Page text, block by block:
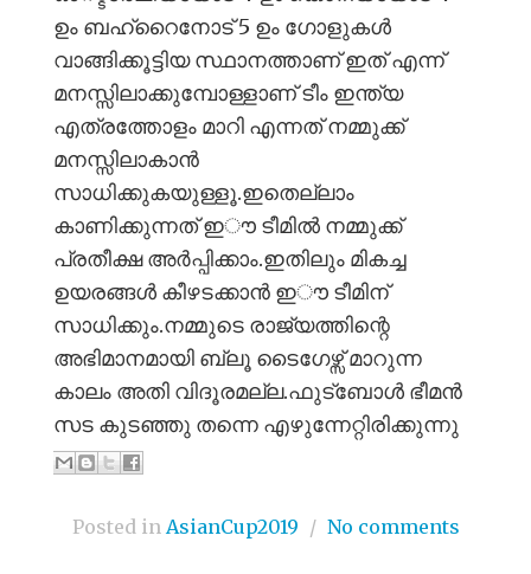
ഉം ബഹ്റൈനോട്‌ 5 ഉം ഗോളുകൾ
വാങ്ങിക്കൂട്ടിയ സ്ഥാനത്താണ് ഇത് എന്ന്
മനസ്സിലാക്കുമ്പോള്ളാണ് ടീം ഇന്ത്യ
എത്രത്തോളം മാറി എന്നത് നമ്മുക്ക്
മനസ്സിലാകാൻ
സാധിക്കുകയുള്ളൂ.ഇതെല്ലാം
കാണിക്കുന്നത് ഇൗ ടീമിൽ നമ്മുക്ക്
പ്രതീക്ഷ അർപ്പിക്കാം.ഇതിലും മികച്ച
ഉയരങ്ങൾ കീഴടക്കാൻ ഇൗ ടീമിന്
സാധിക്കും.നമ്മുടെ രാജ്യത്തിന്റെ
അഭിമാനമായി ബ്ലൂ ടൈഗേഴ്സ് മാറുന്ന
കാലം അതി വിദൂരമല്ല.ഫുട്ബോൾ ഭീമൻ
സട കുടഞ്ഞു തന്നെ എഴുന്നേറ്റിരിക്കുന്നു
Posted in AsianCup2019 / No comments